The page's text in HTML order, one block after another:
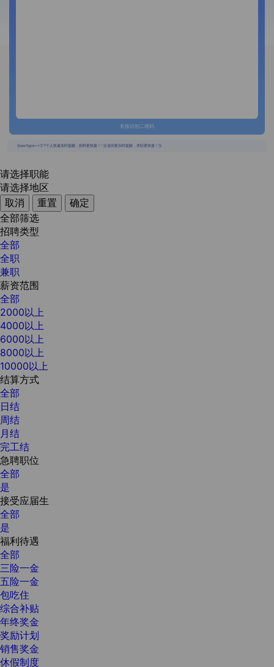
长按识别二维码
{{usertype=='2'?'个人投递实时提醒，招聘更快捷！':'企业回复实时提醒，求职更快捷！'}}
请选择职能
请选择地区
取消
重置
确定
全部筛选
招聘类型
全部
全职
兼职
薪资范围
全部
2000以上
4000以上
6000以上
8000以上
10000以上
结算方式
全部
日结
周结
月结
完工结
急聘职位
全部
是
接受应届生
全部
是
福利待遇
全部
三险一金
五险一金
包吃住
综合补贴
年终奖金
奖励计划
销售奖金
休假制度